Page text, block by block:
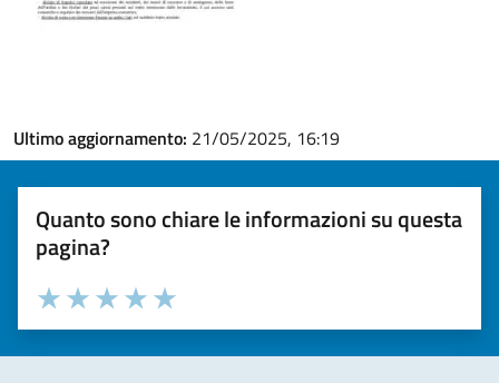
Ultimo aggiornamento: 21/05/2025, 16:19
Quanto sono chiare le informazioni su questa
pagina?
Valuta la chiarezza delle informazioni (da 1 a 5 stelle)
Seleziona il numero di stelle per valutare la chiarezza delle
Valuta 5 stelle su 5
Valuta 4 stelle su 5
Valuta 3 stelle su 5
Valuta 2 stelle su 5
Valuta 1 stelle su 5